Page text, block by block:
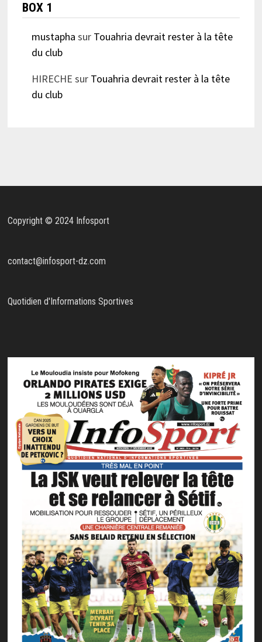
BOX 1
mustapha sur Touahria devrait rester à la tête
du club
HIRECHE sur Touahria devrait rester à la tête
du club
Copyright © 2024 Infosport
contact@infosport-dz.com
Quotidien d'Informations Sportives